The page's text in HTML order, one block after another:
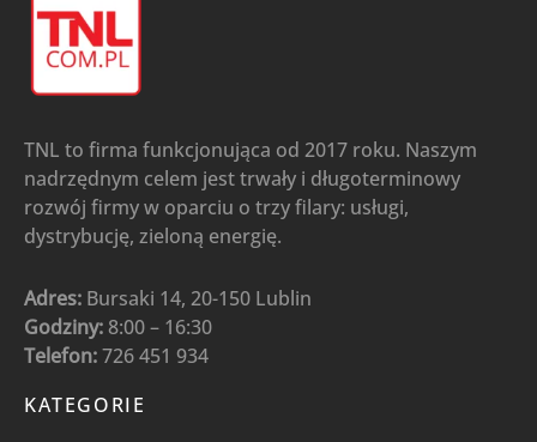
TNL to firma funkcjonująca od 2017 roku. Naszym
nadrzędnym celem jest trwały i długoterminowy
rozwój firmy w oparciu o trzy filary: usługi,
dystrybucję, zieloną energię.
Adres: Bursaki 14, 20-150 Lublin
Godziny: 8:00 – 16:30
Telefon:726 451 934
KATEGORIE